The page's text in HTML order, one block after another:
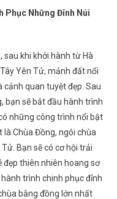
Phục Những Đỉnh Núi
sau khi khởi hành từ Hà
Yên Tử, mảnh đất nổi
quan tuyệt đẹp. Sau
bạn sẽ bắt đầu hành trình
những công trình nổi bật
là Chùa Đồng, ngôi chùa
Bạn sẽ có cơ hội trải
đẹp thiên nhiên hoang sơ
trình chinh phục đỉnh
bằng đồng lớn nhất